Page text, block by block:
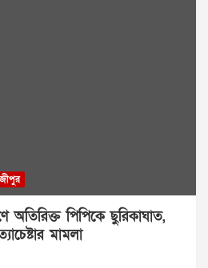
অতিরিক্ত পিপিকে ছুরিকাঘাত,
মামলা